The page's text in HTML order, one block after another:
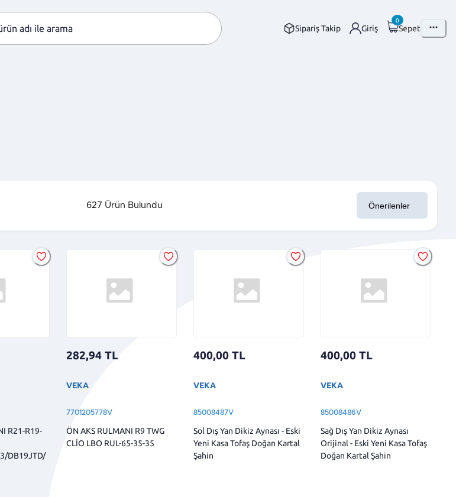
Sipariş Takip Giriş
0
Sepet
627 Ürün Bulundu
R21-R19-
DB19JTD/
282,94 TL
VEKA
7701205778V
ÖN AKS RULMANI R9 TWG
CLİO LBO RUL-65-35-35
400,00 TL
VEKA
85008487V
Sol Dış Yan Dikiz Aynası - Eski
Yeni Kasa Tofaş Doğan Kartal
Şahin
400,00 TL
VEKA
85008486V
Sağ Dış Yan Dikiz Aynası
Orijinal - Eski Yeni Kasa Tofaş
Doğan Kartal Şahin